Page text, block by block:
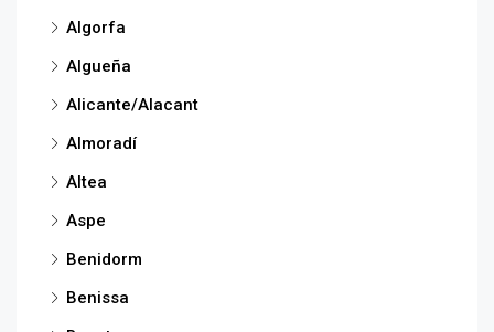
Algorfa
Algueña
Alicante/Alacant
Almoradí
Altea
Aspe
Benidorm
Benissa